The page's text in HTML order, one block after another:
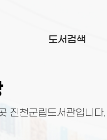
도서검색
진천군립도서관입니다.